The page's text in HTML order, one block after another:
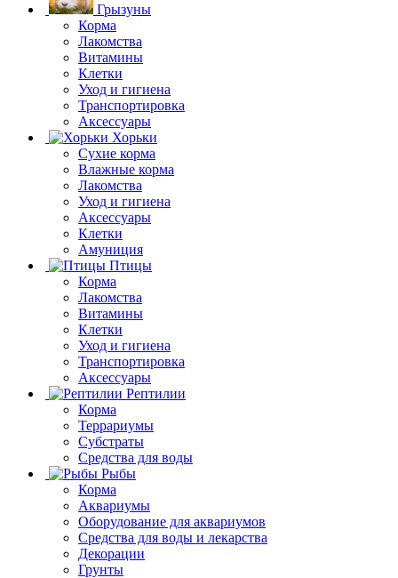
Грызуны
Корма
Лакомства
Витамины
Клетки
Уход и гигиена
Транспортировка
Аксессуары
Хорьки
Сухие корма
Влажные корма
Лакомства
Уход и гигиена
Аксессуары
Клетки
Амуниция
Птицы
Корма
Лакомства
Витамины
Клетки
Уход и гигиена
Транспортировка
Аксессуары
Рептилии
Корма
Террариумы
Субстраты
Средства для воды
Рыбы
Корма
Аквариумы
Оборудование для аквариумов
Средства для воды и лекарства
Декорации
Грунты